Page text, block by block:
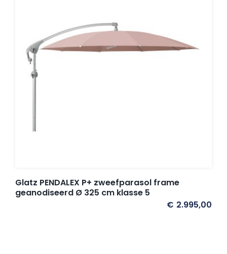
Verlichting
Glatz parasoldoeken
Umbrosa en Paraflex parasoldoeken
Glatz PENDALEX P+ zweefparasol frame
geanodiseerd Ø 325 cm klasse 5
€ 2.995,00